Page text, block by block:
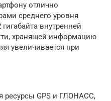
отлично
среднего уровня
внутренней
хранящей информацию
увеличивается при
ресурсы GPS и ГЛОНАСС,